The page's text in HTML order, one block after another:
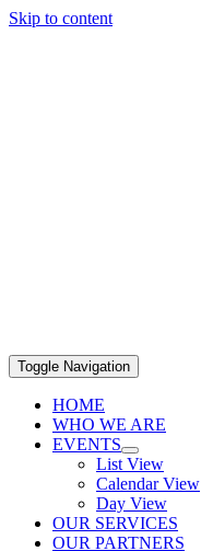
Skip to content
Toggle Navigation
HOME
WHO WE ARE
EVENTS
List View
Calendar View
Day View
OUR SERVICES
OUR PARTNERS